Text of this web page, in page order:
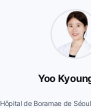
membre du comité de
coréenne de
Yoo
Hôpital de Boramae de